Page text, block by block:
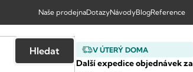
Naše prodejnaDotazyNávodyBlogReference
V ÚTERÝ DOMA
Další expedice objednávek za
Hledat